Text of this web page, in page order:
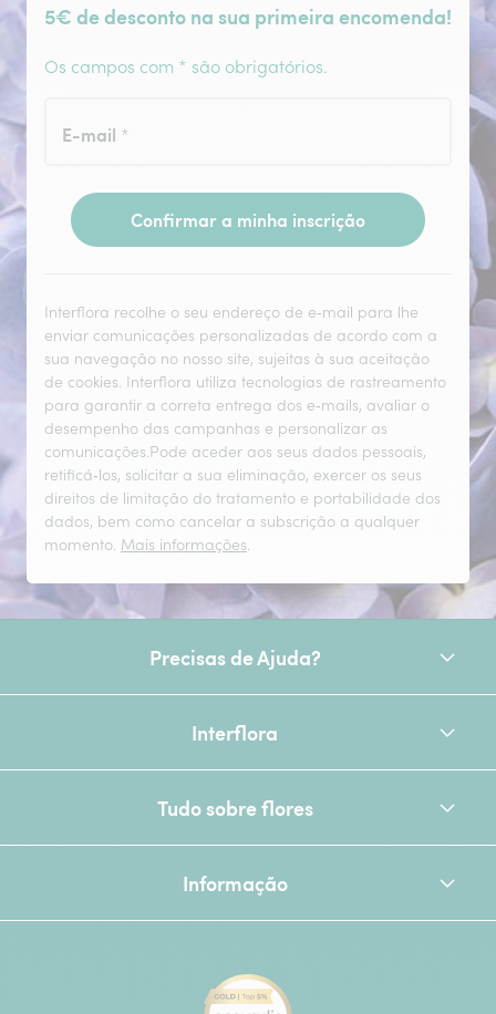
5€ de desconto na sua primeira encomenda!
Os campos com * são obrigatórios.
E-mail *
Confirmar a minha inscrição
Interflora recolhe o seu endereço de e‑mail para lhe
enviar comunicações personalizadas de acordo com a
sua navegação no nosso site, sujeitas à sua aceitação
de cookies. Interflora utiliza tecnologias de rastreamento
para garantir a correta entrega dos e‑mails, avaliar o
desempenho das campanhas e personalizar as
comunicações.Pode aceder aos seus dados pessoais,
retificá‑los, solicitar a sua eliminação, exercer os seus
direitos de limitação do tratamento e portabilidade dos
dados, bem como cancelar a subscrição a qualquer
momento. Mais informações.
Precisas de Ajuda?
Interflora
Tudo sobre flores
Informação